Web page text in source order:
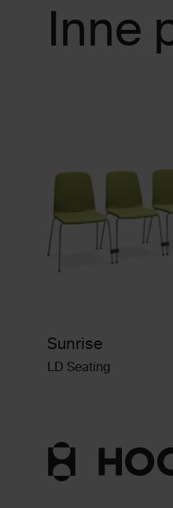
Inne
Sunrise
LD Seating